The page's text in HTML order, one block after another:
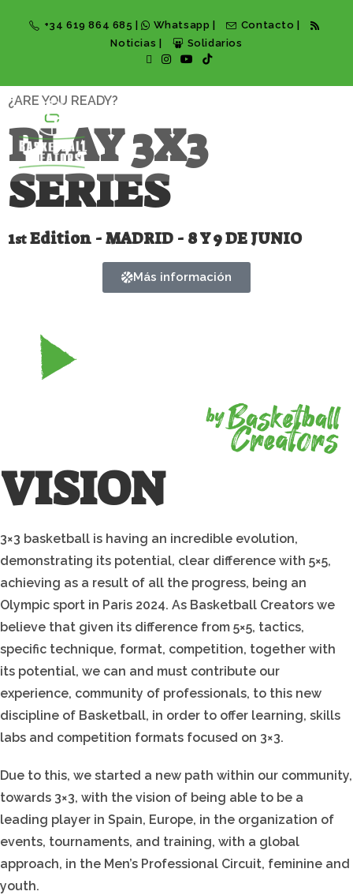
+34 619 864 685 | Whatsapp Contacto
Noticias
Solidarios
¿ARE YOU READY?
PLAY 3X3
SERIES
1stEdition - MADRID - 8 Y 9 DE JUNIO
Más información
VISION
3×3 basketball is having an incredible evolution,
demonstrating its potential, clear difference with 5×5,
achieving as a result of all the progress, being an
Olympic sport in Paris 2024. As Basketball Creators we
believe that given its difference from 5×5, tactics,
specific technique, format, competition, together with
its potential, we can and must contribute our
experience, community of professionals, to this new
discipline of Basketball, in order to offer learning, skills
labs and competition formats focused on 3×3.
Due to this, we started a new path within our community,
towards 3×3, with the vision of being able to be a
leading player in Spain, Europe, in the organization of
events, tournaments, and training, with a global
approach, in the Men’s Professional Circuit, feminine and
youth.